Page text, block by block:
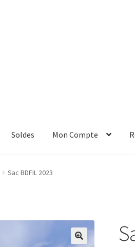
Soldes Mon Compte
Sac BDFIL 2023